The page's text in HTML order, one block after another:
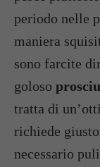
periodo nelle
maniera
sono farcite
goloso
tratta di
richiede
necessario